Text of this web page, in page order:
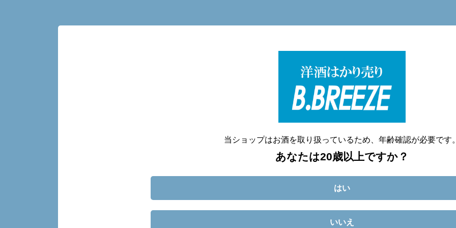
当ショップはお酒を取り扱っているため、年齢確認が必要です
あなたは20歳以上ですか？
はい
いいえ
洋酒量り売り専門店
20歳未満へのお酒の販売は致しません。